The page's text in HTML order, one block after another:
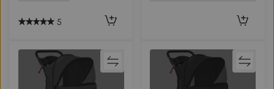
5